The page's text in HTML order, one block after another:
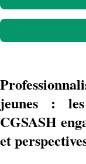
jeunes :
CGSASH
et